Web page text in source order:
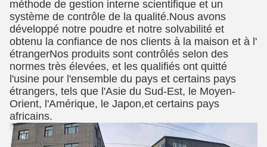
méthode de gestion interne scientifique et un
système de contrôle de la qualité.Nous avons
développé notre poudre et notre solvabilité et
obtenu la confiance de nos clients à la maison et à l'
étrangerNos produits sont contrôlés selon des
normes très élevées, et les qualifiés ont quitté
l'usine pour l'ensemble du pays et certains pays
étrangers, tels que l'Asie du Sud-Est, le Moyen-
Orient, l'Amérique, le Japon,et certains pays
africains.